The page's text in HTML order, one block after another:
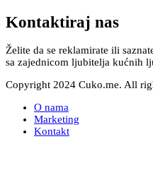
Kontaktiraj nas
Želite da se reklamirate ili
sa zajednicom ljubitelja kućnih
Copyright 2024 Cuko.me. All
O nama
Marketing
Kontakt